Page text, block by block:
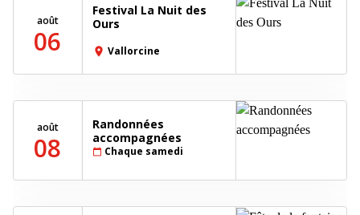
août
06
Festival La Nuit des
Ours
place Vallorcine
août
08
Randonnées
accompagnées
calendar_today Chaque samedi